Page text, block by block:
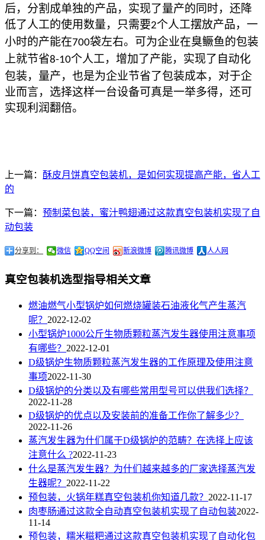
后，分割成单独的产品，实现了量产的同时，还降
低了人工的使用数量，只需要2个人工摆放产品，一
小时的产能在700袋左右。可为企业在臭鳜鱼的包装
上就节省8-10个人工，增加了产能，实现了自动化
包装，量产，也是为企业节省了包装成本，对于企
业而言，选择这样一台设备可真是一举多得，还可
实现利润翻倍。
上一篇： 酥皮月饼真空包装机，是如何实现提高产能，省人工
的
下一篇： 预制菜包装，蜜汁鸭翅通过这款真空包装机实现了自
动包装
分享到： 微信 QQ空间 新浪微博 腾讯微博 人人网
真空包装机选型指导相关文章
燃油燃气小型锅炉如何燃烧罐装石油液化气产生蒸汽
呢？ 2022-12-02
小型锅炉1000公斤生物质颗粒蒸汽发生器使用注意事项
有哪些？ 2022-12-01
D级锅炉生物质颗粒蒸汽发生器的工作原理及使用注意
事项2022-11-30
D级锅炉的分类以及有哪些常用型号可以供我们选择？
2022-11-28
D级锅炉的优点以及安装前的准备工作你了解多少？
2022-11-26
蒸汽发生器为什们属于D级锅炉的范畴？在选择上应该
注意什么 ?2022-11-23
什么是蒸汽发生器？为什们越来越多的厂家选择蒸汽发
生器呢？ 2022-11-22
预包装，火锅年糕真空包装机你知道几款？ 2022-11-17
肉枣肠通过这款全自动真空包装机实现了自动包装2022-
11-14
预包装，糯米糍粑通过这款真空包装机实现了自动化包